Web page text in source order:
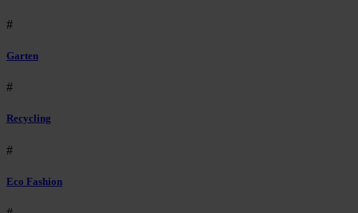
#
Garten
#
Recycling
#
Eco Fashion